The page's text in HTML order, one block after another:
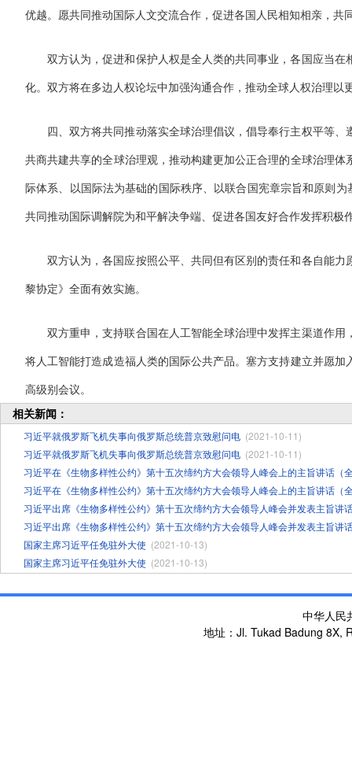
优越。愿共同推动国际人文交流合作，促进各国人民相知相亲，共
双方认为，促进和保护人权是全人类的共同事业，各国应当
化。双方将在多边人权论坛中加强沟通合作，推动全球人权治理以
四、双方将共同推动落实全球治理倡议，倡导奉行主权平等
共商共建共享的全球治理观，推动构建更加公正合理的全球治理
际体系、以国际法为基础的国际秩序、以联合国宪章宗旨和原则
共同推动国际调解院为和平解决争端、促进各国友好合作发挥积极
双方认为，各国应按照公平、共同但有区别的责任和各自能
黎协定》全面有效实施。
双方重申，支持联合国在人工智能全球治理中发挥主渠道作
将人工智能打造成造福人类的国际公共产品。塞方支持建立并愿
高级别会议。
相关新闻：
习近平就俄罗斯飞机失事向俄罗斯总统普京致慰问电 (2021-10-11)
习近平就俄罗斯飞机失事向俄罗斯总统普京致慰问电 (2021-10-11)
习近平在《生物多样性公约》第十五次缔约方大会领导人峰会上的主旨讲话（
习近平在《生物多样性公约》第十五次缔约方大会领导人峰会上的主旨讲话（
习近平出席《生物多样性公约》第十五次缔约方大会领导人峰会并发表主旨讲
习近平出席《生物多样性公约》第十五次缔约方大会领导人峰会并发表主旨讲
国家主席习近平任免驻外大使 (2021-10-13)
国家主席习近平任免驻外大使 (2021-10-13)
中华人民
地址：Jl. Tukad Badung 8X,